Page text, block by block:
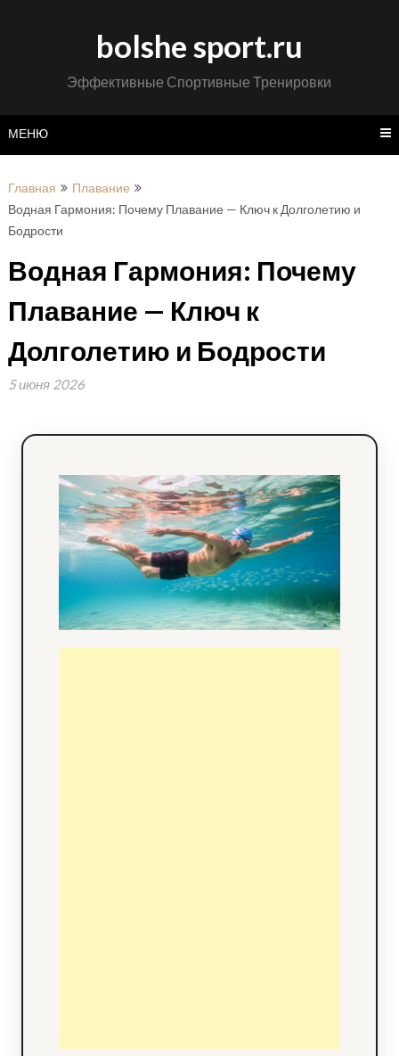
bolshe sport.ru
Эффективные Спортивные Тренировки
МЕНЮ
Главная
Плавание
Водная Гармония: Почему Плавание — Ключ к Долголетию и
Бодрости
Водная Гармония: Почему
Плавание — Ключ к
Долголетию и Бодрости
5 июня 2026